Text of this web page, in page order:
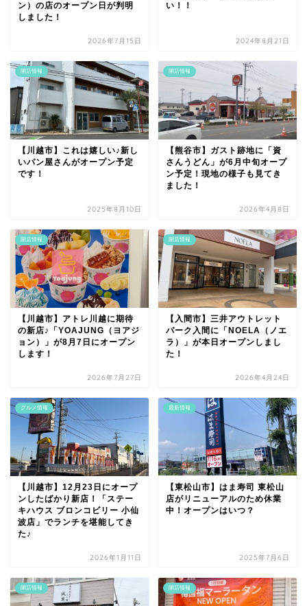
ン）の店のオープン日が判明
しました！
2026年7月15日
い！！
2024年8月21日
開店情報
【川越市】これは嬉しい♪新し
いパン屋さんがオープン予定
です！
2025年8月10日
開店情報
【熊谷市】ガスト跡地に「資
さんうどん」が6月中旬オープ
ン予定！現地の様子も見てき
ました！
2026年4月8日
開店情報
【川越市】アトレ川越に期待
の新店♪「YOAJUNG（ヨアジ
ョン）」が8月7日にオープン
します！
2026年7月27日
開店情報
【入間市】三井アウトレット
パーク入間に「NOELA（ノエ
ラ）」が本日オープンしまし
た！
2026年4月24日
グルメ情報
【川越市】12月23日にオープ
ンしたばかり新店！「ステー
キハウス ブロンコビリー 小仙
波店」でランチを堪能してき
た♪
2026年1月11日
最新情報
【東松山市】はま寿司 東松山
店がリニューアルのため休業
中！オープンはいつ？
2025年7月6日
開店情報 開店情報